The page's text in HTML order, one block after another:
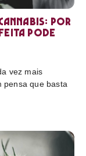
por
pode
vez mais
que basta